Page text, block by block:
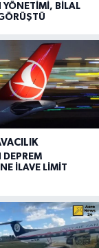
YÖNETİMİ, BİLAL
DEPREM
İLAVE LİMİT